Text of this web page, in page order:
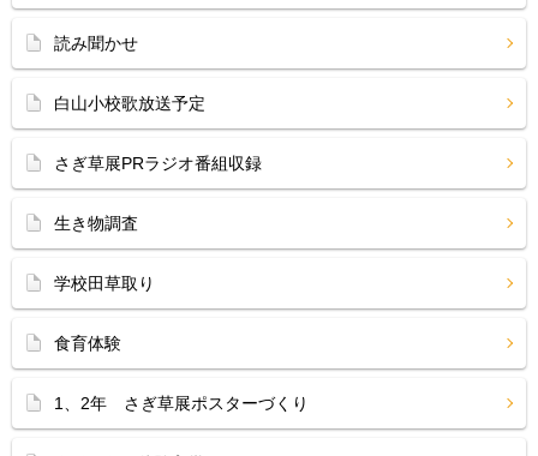
読み聞かせ
白山小校歌放送予定
さぎ草展PRラジオ番組収録
生き物調査
学校田草取り
食育体験
1、2年 さぎ草展ポスターづくり